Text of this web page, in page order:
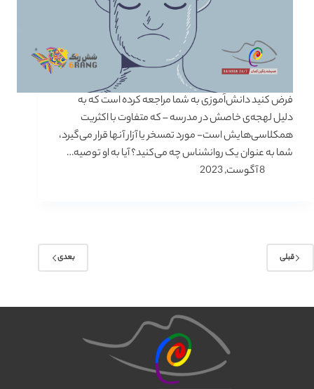
فرض کنید دانش‌ا‌ٓموزی به شما مراجعه کرده است که به
دلیل لهجه‌ی خاصش در مدرسه – که متفاوت با اکثریت
همکلاسی‌هایش است- مورد تمسخر یا آزار آنها قرار می‌گیرد،
شما به عنوان یک روانشناس چه می‌کنید؟ آیا به او توصیه…
8 آگوست, 2023
قبلی بعدی